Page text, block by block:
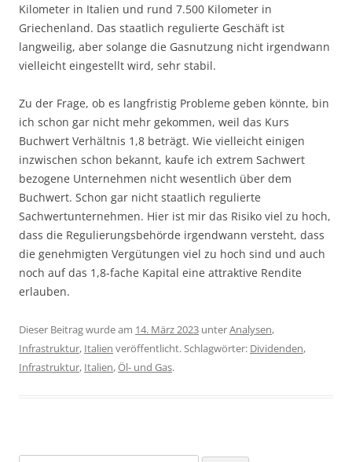
Kilometer in Italien und rund 7.500 Kilometer in
Griechenland. Das staatlich regulierte Geschäft ist
langweilig, aber solange die Gasnutzung nicht irgendwann
vielleicht eingestellt wird, sehr stabil.
Zu der Frage, ob es langfristig Probleme geben könnte, bin
ich schon gar nicht mehr gekommen, weil das Kurs
Buchwert Verhältnis 1,8 beträgt. Wie vielleicht einigen
inzwischen schon bekannt, kaufe ich extrem Sachwert
bezogene Unternehmen nicht wesentlich über dem
Buchwert. Schon gar nicht staatlich regulierte
Sachwertunternehmen. Hier ist mir das Risiko viel zu hoch,
dass die Regulierungsbehörde irgendwann versteht, dass
die genehmigten Vergütungen viel zu hoch sind und auch
noch auf das 1,8-fache Kapital eine attraktive Rendite
erlauben.
Dieser Beitrag wurde am 14. März 2023 unterAnalysen,
Infrastruktur, Italien veröffentlicht. Schlagwörter: Dividenden,
Infrastruktur, Italien,Öl- und Gas.